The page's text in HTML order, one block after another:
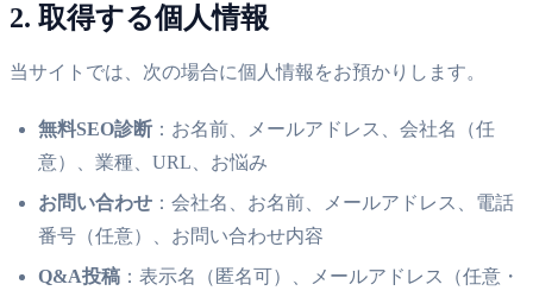
2. 取得する個人情報
当サイトでは、次の場合に個人情報をお預かりします。
無料SEO診断 ：お名前、メールアドレス、会社名（任
意）、業種、URL、お悩み
お問い合わせ ：会社名、お名前、メールアドレス、電話
番号（任意）、お問い合わせ内容
Q&A投稿 ：表示名（匿名可）、メールアドレス（任意・